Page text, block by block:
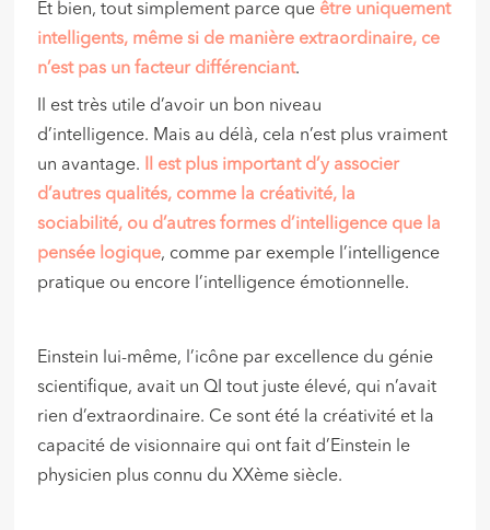
Et bien, tout simplement parce que être uniquement
intelligents, même si de manière extraordinaire, ce
n’est pas un facteur différenciant.
Il est très utile d’avoir un bon niveau
d’intelligence. Mais au délà, cela n’est plus vraiment
un avantage. Il est plus important d’y associer
d’autres qualités, comme la créativité, la
sociabilité, ou d’autres formes d’intelligence que la
pensée logique, comme par exemple l’intelligence
pratique ou encore l’intelligence émotionnelle.
Einstein lui-même, l’icône par excellence du génie
scientifique, avait un QI tout juste élevé, qui n’avait
rien d’extraordinaire. Ce sont été la créativité et la
capacité de visionnaire qui ont fait d’Einstein le
physicien plus connu du XXème siècle.